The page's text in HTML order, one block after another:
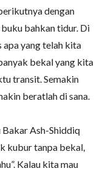
dengan
bahkan tidur. Di
apa yang telah kita
bekal yang kita
transit. Semakin
beratlah di sana.
Ash-Shiddiq
kubur tanpa bekal,
Kalau kita mau